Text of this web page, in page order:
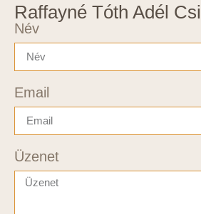
Raffayné Tóth Adél
Név
Email
Üzenet